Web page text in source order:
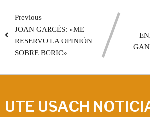
Previous
JOAN GARCÉS: «ME
RESERVO LA OPINIÓN
SOBRE BORIC»
UTE USACH